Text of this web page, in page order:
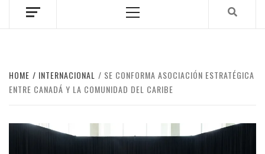
Menu
HOME INTERNACIONAL
SE CONFORMA ASOCIACIÓN ESTRATÉGICA
ENTRE CANADÁ Y LA COMUNIDAD DEL CARIBE